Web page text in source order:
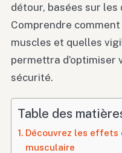
détour, basées sur
Comprendre
muscles et quelles
permettra
sécurité.
Table des
Découvrez les effets
musculaire